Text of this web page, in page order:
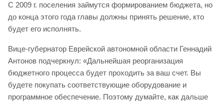
С 2009 г. поселения займутся формированием бюджета, но
до конца этого года главы должны принять решение, кто
будет его исполнять.
Вице-губернатор Еврейской автономной области Геннадий
Антонов подчеркнул: «Дальнейшая реорганизация
бюджетного процесса будет проходить за ваш счет. Вы
будете покупать соответствующие оборудование и
программное обеспечение. Поэтому думайте, как дальше